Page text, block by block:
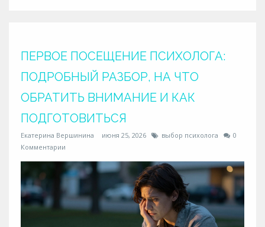
ПЕРВОЕ ПОСЕЩЕНИЕ ПСИХОЛОГА:
ПОДРОБНЫЙ РАЗБОР, НА ЧТО
ОБРАТИТЬ ВНИМАНИЕ И КАК
ПОДГОТОВИТЬСЯ
Екатерина Вершинина июня 25, 2026 выбор психолога
0
Комментарии